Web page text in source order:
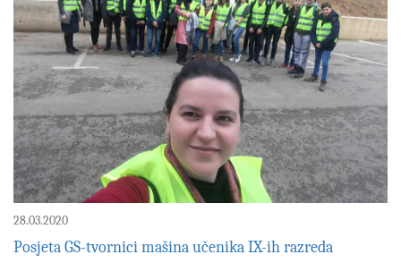
28.03.2020
Posjeta GS-tvornici mašina učenika IX-ih razreda